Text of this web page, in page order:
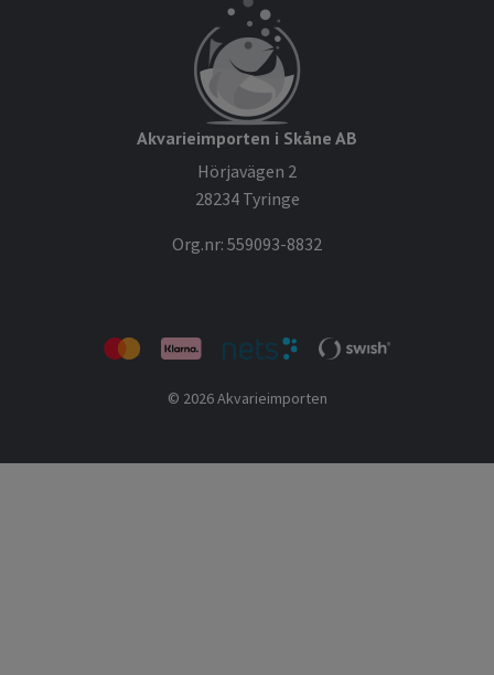
Akvarieimporten i Skåne AB
Hörjavägen 2
28234 Tyringe
Org.nr: 559093-8832
© 2026 Akvarieimporten